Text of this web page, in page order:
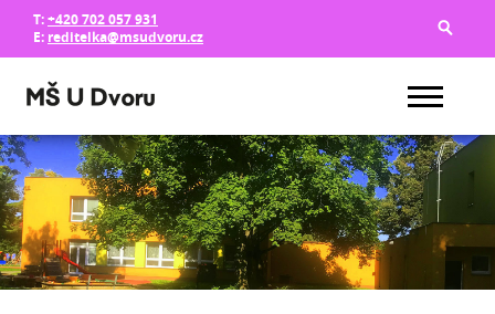
T:+420 702 057 931
E: reditelka@msudvoru.cz